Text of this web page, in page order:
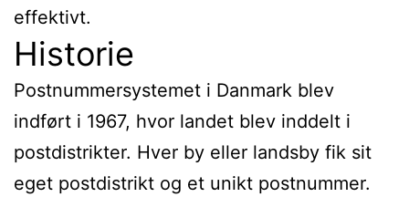
effektivt.
Historie
Postnummersystemet i Danmark blev
indført i 1967, hvor landet blev inddelt i
postdistrikter. Hver by eller landsby fik sit
eget postdistrikt og et unikt postnummer.